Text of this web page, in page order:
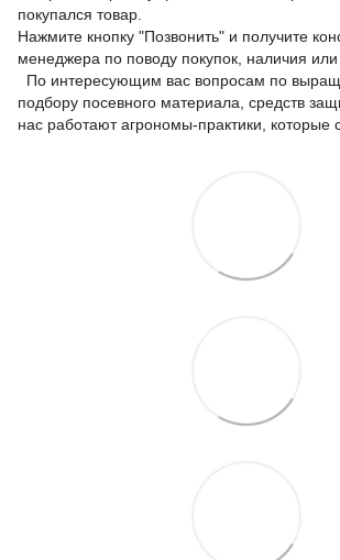
покупался товар.
Нажмите кнопку "Позвонить" и получите
менеджера по поводу покупок, наличия или
По интересующим вас вопросам по
подбору посевного материала, средств
нас работают агрономы-практики, которые